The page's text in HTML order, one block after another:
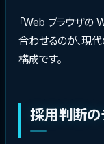
「Web ブラウザの
合わせるのが、現
構成です。
採用判断の